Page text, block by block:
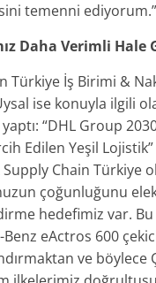
temenni
Daha Verimli Hale
Türkiye İş Birimi &
ise konuyla ilgili
“DHL Group
Edilen Yeşil
Chain Türkiye
çoğunluğunu
hedefimiz var.
eActros 600
ve böylece